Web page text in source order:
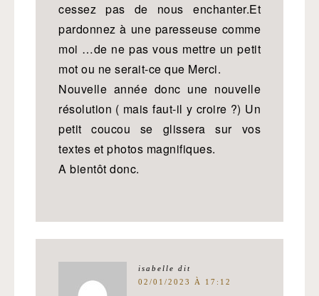
cessez pas de nous enchanter.Et
pardonnez à une paresseuse comme
moi …de ne pas vous mettre un petit
mot ou ne serait-ce que Merci.
Nouvelle année donc une nouvelle
résolution ( mais faut-il y croire ?) Un
petit coucou se glissera sur vos
textes et photos magnifiques.
A bientôt donc.
isabelle dit
02/01/2023 À 17:12